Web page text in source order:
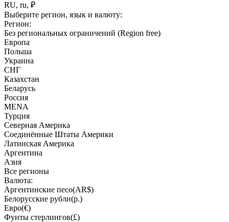
RU, ru, ₽
Выберите регион, язык и валюту:
Регион:
Без региональных ограничений (Region free)
Европа
Польша
Украина
СНГ
Казахстан
Беларусь
Россия
MENA
Турция
Северная Америка
Соединённые Штаты Америки
Латинская Америка
Аргентина
Азия
Все регионы
Валюта:
Аргентинские песо(AR$)
Белорусские рубли(р.)
Евро(€)
Фунты стерлингов(£)